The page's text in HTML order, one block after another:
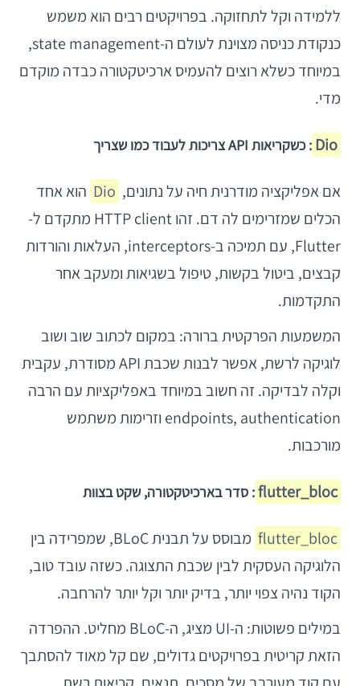
ללמידה וקל לתחזוקה. בפרויקטים רבים הוא משמש
כנקודת כניסה מצוינת לעולם ה-state management,
במיוחד כשלא רוצים להעמיס ארכיטקטורה כבדה מוקדם
מדי.
Dio : כשקריאות API צריכות לעבוד כמו שצריך
אם אפליקציה מודרנית חיה על נתונים, Dio הוא אחד
הכלים שמזרימים לה דם. זהו HTTP client מתקדם ל-
Flutter, עם תמיכה ב-interceptors, העלאות והורדות
קבצים, ביטול בקשות, טיפול בשגיאות ומעקב אחר
התקדמות.
המשמעות הפרקטית ברורה: במקום לכתוב שוב ושוב
לוגיקה לרשת, אפשר לבנות שכבת API מסודרת, עקבית
וקלה לבדיקה. זה חשוב במיוחד באפליקציות עם הרבה
endpoints, authentication וזרימות משתמש
מורכבות.
flutter_bloc: סדר בארכיטקטורה, שקט בצוות
flutter_bloc
מבוסס על תבנית BLoC, שמפרידה בין
הלוגיקה העסקית לבין שכבת התצוגה. כשזה עובד טוב,
הקוד נהיה צפוי יותר, בדיק יותר וקל יותר להרחבה.
במילים פשוטות: ה-UI מציג, ה-BLoC מחליט. ההפרדה
הזאת קריטית בפרויקטים גדולים, שם קל מאוד להסתבך